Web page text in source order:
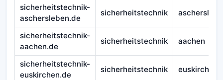
sicherheitstechnik-
aschersleben.de
sicherheitstechnik
sicherheitstechnik-
aachen.de
sicherheitstechnik aachen
sicherheitstechnik-
euskirchen.de
sicherheitstechnik euskirchen